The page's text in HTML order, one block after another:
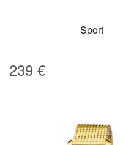
Sport
239 €